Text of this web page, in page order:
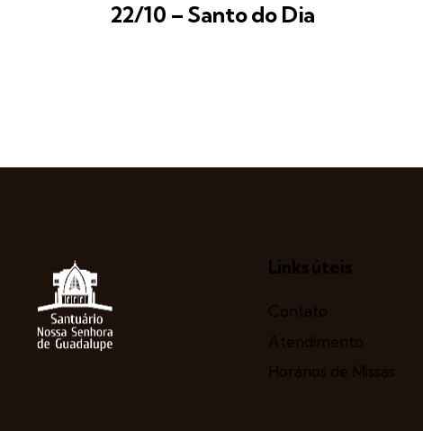
22/10 – Santo do Dia
Links úteis
Contato
Atendimento
Horários de Missas